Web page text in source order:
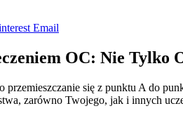
Email
OC: Nie Tylko
przemieszczanie się z punktu A do
zarówno Twojego, jak i innych